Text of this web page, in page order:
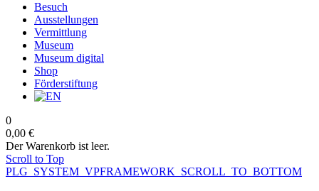
Besuch
Ausstellungen
Vermittlung
Museum
Museum digital
Shop
Förderstiftung
0
0,00 €
Der Warenkorb ist leer.
Scroll to Top
PLG_SYSTEM_VPFRAMEWORK_SCROLL_TO_BOTTOM